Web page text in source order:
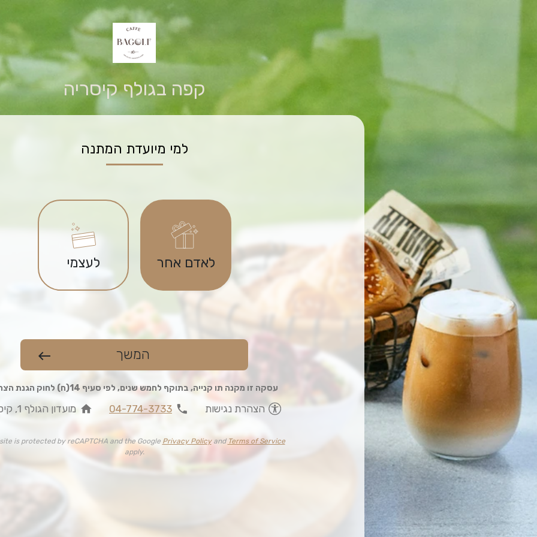
קפה בגולף קיסריה
למי מיועדת המתנה
לאדם אחר לעצמי
המשך west
עסקה זו מקנה תו קנייה, בתוקף לחמש שנים, לפי סעיף 14(ח) לחוק הגנת הצרכן
הצהרת נגישות phone
04-774-3733
home מועדון הגולף 1, קיסריה
is protected by reCAPTCHA and the Google Privacy Policyand Terms of Service
apply.